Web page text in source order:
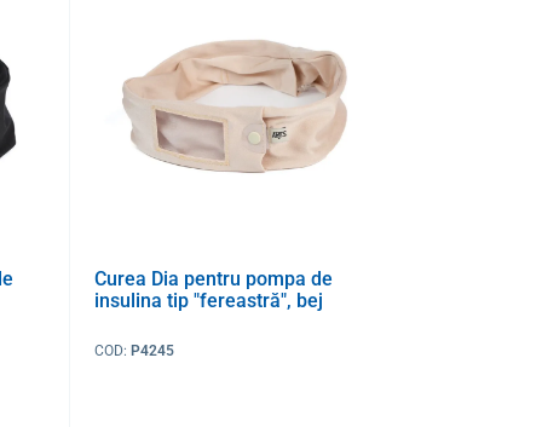
Curea Dia pentru pompa de
insulina tip "fereastră", bej
COD: P4245